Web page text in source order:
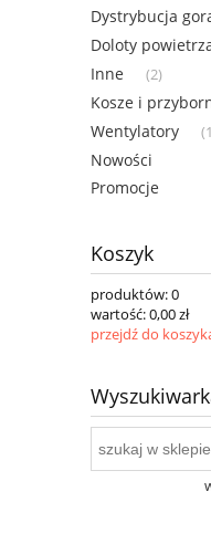
Dystrybucja
Doloty
Inne (2)
Kosze i
Wentylatory
Nowości
Promocje
Koszyk
produktów:0
wartość:0,00 zł
przejdź do